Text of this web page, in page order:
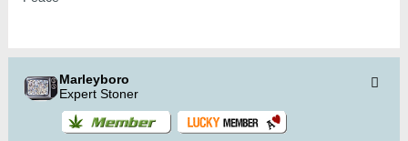
Marleyboro
Expert Stoner